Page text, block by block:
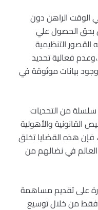
الوقت الراهن دون
بحق الحصول علي
التنظيمية
فعالية تحديد
بيانات موثوقة في
من التحديات
القانونية والأهولية
فإن هذه القضايا تخلق
في نضالهم من
على تقديم مساهمة
فقط من خلال توسيع